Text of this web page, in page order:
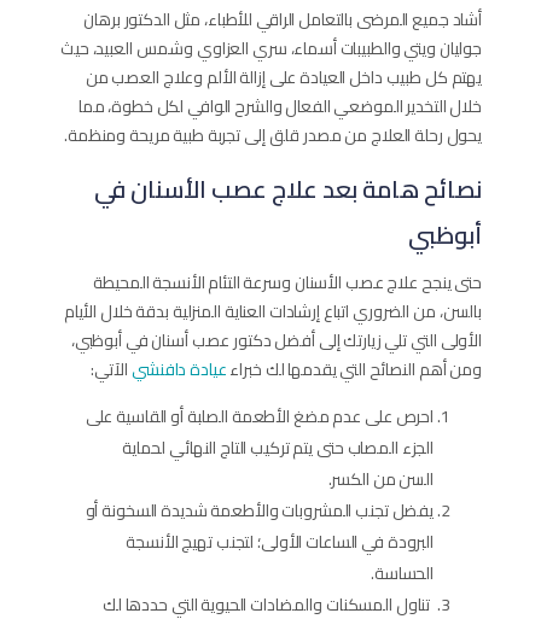
أشاد جميع المرضى بالتعامل الراقي للأطباء، مثل الدكتور برهان
جوليان ويتي والطبيبات أسماء، سري العزاوي وشمس العبيد، حيث
يهتم كل طبيب داخل العيادة على إزالة الألم وعلاج العصب من
خلال التخدير الموضعي الفعال والشرح الوافي لكل خطوة، مما
يحول رحلة العلاج من مصدر قلق إلى تجربة طبية مريحة ومنظمة.
نصائح هامة بعد علاج عصب الأسنان في
أبوظبي
حتى ينجح علاج عصب الأسنان وسرعة التئام الأنسجة المحيطة
بالسن، من الضروري اتباع إرشادات العناية المنزلية بدقة خلال الأيام
الأولى التي تلي زيارتك إلى أفضل دكتور عصب أسنان في أبوظبي،
ومن أهم النصائح التي يقدمها لك خبراءعيادة دافنشيالآتي:
احرص على عدم مضغ الأطعمة الصلبة أو القاسية على
الجزء المصاب حتى يتم تركيب التاج النهائي لحماية
السن من الكسر.
يفضل تجنب المشروبات والأطعمة شديدة السخونة أو
البرودة في الساعات الأولى؛ لتجنب تهيج الأنسجة
الحساسة.
تناول المسكنات والمضادات الحيوية التي حددها لك